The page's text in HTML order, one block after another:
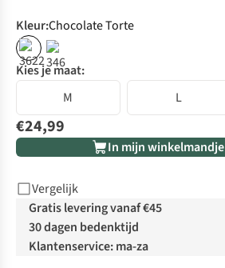
Kleur:Chocolate Torte
Kies je maat:
M
L
€24,99
In mijn winkelmandje
Vergelijk
Gratis levering vanaf €45
30 dagen bedenktijd
Klantenservice: ma-za